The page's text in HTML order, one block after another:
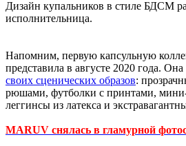
Дизайн купальников в стиле БДСМ
исполнительница.
Напомним, первую капсульную
представила в августе 2020 года. Она
своих сценических образов:
рюшами, футболки с принтами,
леггинсы из латекса и
MARUV снялась в гламурной